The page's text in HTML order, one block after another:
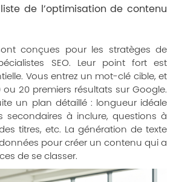
de l’optimisation de contenu
conçues pour les stratèges de
SEO. Leur point fort est
Vous entrez un mot-clé cible, et
ou 20 premiers résultats sur Google.
un plan détaillé : longueur idéale
secondaires à inclure, questions à
titres, etc. La génération de texte
pour créer un contenu qui a
de se classer.